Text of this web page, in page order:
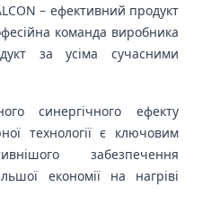
– ефективний продукт
команда виробника
за усіма сучасними
синергічного ефекту
технології є ключовим
забезпечення
економії на нагріві